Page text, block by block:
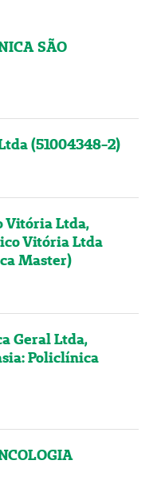
SÃO
(51004348-2)
Vitória Ltda,
Vitória Ltda
Master)
Geral Ltda,
Policlínica